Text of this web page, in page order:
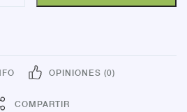
OPINIONES (0)
COMPARTIR